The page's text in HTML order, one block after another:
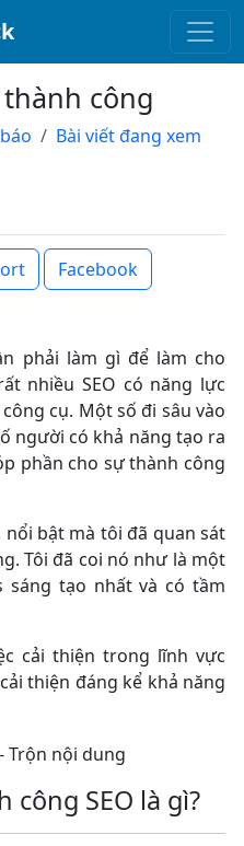
công
Bài viết đang xem
Facebook
phải làm gì để làm cho
nhiều SEO có năng lực
cụ. Một số đi sâu vào
người có khả năng tạo ra
phần cho sự thành công
bật mà tôi đã quan sát
Tôi đã coi nó như là một
sáng tạo nhất và có tầm
cải thiện trong lĩnh vực
thiện đáng kể khả năng
công SEO là gì?